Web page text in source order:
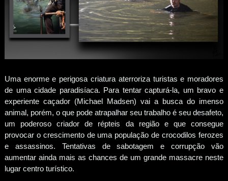
Uma enorme e perigosa criatura aterroriza turistas e moradores
de uma cidade paradisíaca. Para tentar capturá-la, um bravo e
experiente caçador (Michael Madsen) vai a busca do imenso
animal, porém, o que pode atrapalhar seu trabalho é seu desafeto,
um poderoso criador de répteis da região e que consegue
provocar o crescimento de uma população de crocodilos ferozes
e assassinos. Tentativas de sabotagem e corrupção vão
aumentar ainda mais as chances de um grande massacre neste
lugar centro turístico.